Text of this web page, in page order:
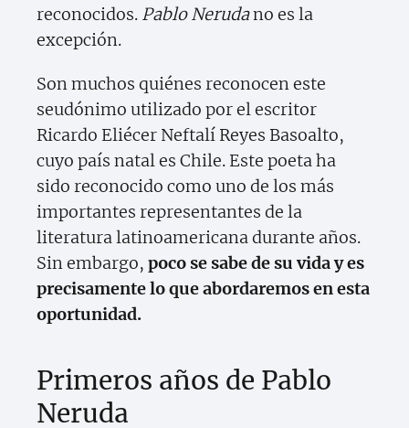
reconocidos. Pablo Nerudano es la
excepción.
Son muchos quiénes reconocen este
seudónimo utilizado por el escritor
Ricardo Eliécer Neftalí Reyes Basoalto,
cuyo país natal es Chile. Este poeta ha
sido reconocido como uno de los más
importantes representantes de la
literatura latinoamericana durante años.
Sin embargo, poco se sabe de su vida y es
precisamente lo que abordaremos en esta
oportunidad.
Primeros años de Pablo
Neruda